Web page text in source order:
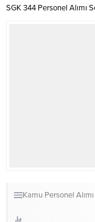
SGK 344 Personel Alımı
Kamu Personel Alımı